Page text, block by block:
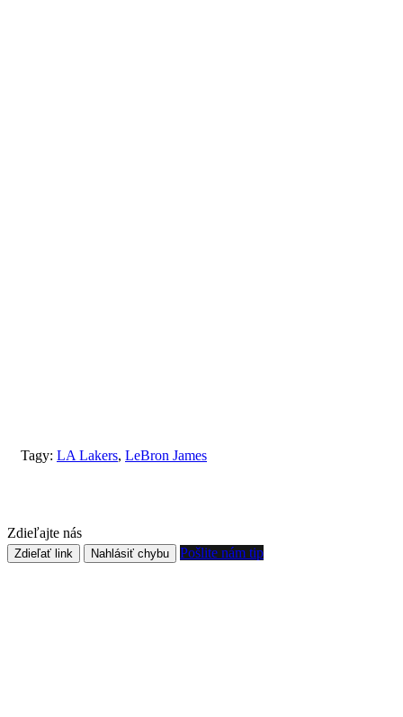
Tagy: LA Lakers, LeBron James
Zdieľajte nás
Zdieľať link Nahlásiť chybu Pošlite nám tip